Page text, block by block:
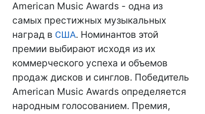
American Music Awards - одна из
самых престижных музыкальных
наград в США. Номинантов этой
премии выбирают исходя из их
коммерческого успеха и объемов
продаж дисков и синглов. Победитель
American Music Awards определяется
народным голосованием. Премия,